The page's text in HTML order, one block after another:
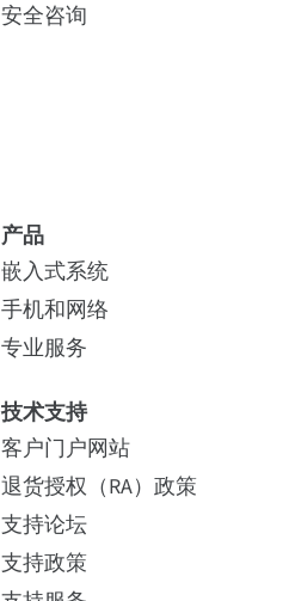
安全咨询
产品
嵌入式系统
手机和网络
专业服务
技术支持
客户门户网站
退货授权（RA）政策
支持论坛
支持政策